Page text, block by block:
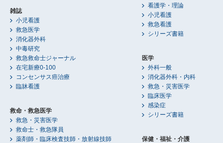
雑誌
小児看護
救急医学
消化器外科
中毒研究
救急救命士ジャーナル
在宅新療0-100
コンセンサス癌治療
臨牀看護
救命・救急医学
救急・災害医学
救命士・救急隊員
薬剤師・臨床検査技師・放射線技師
看護学・理論
小児看護
救急看護
シリーズ書籍
医学
外科一般
消化器外科・内科
救急・災害医学
臨床医学
感染症
シリーズ書籍
保健・福祉・介護